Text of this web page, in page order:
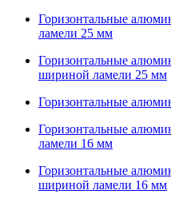
Горизонтальные
ламели 25 мм
Горизонтальные
шириной ламели 25 мм
Горизонтальные
Горизонтальные
ламели 16 мм
Горизонтальные
шириной ламели 16 мм